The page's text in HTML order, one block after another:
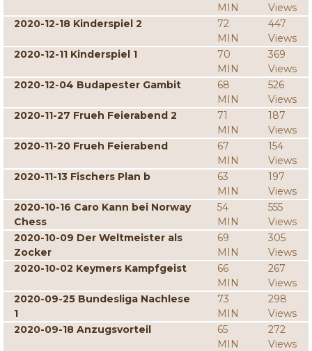
MIN
Views
2020-12-18 Kinderspiel 2
72
MIN
447
Views
2020-12-11 Kinderspiel 1
70
MIN
369
Views
2020-12-04 Budapester Gambit
68
MIN
526
Views
2020-11-27 Frueh Feierabend 2
71
MIN
187
Views
2020-11-20 Frueh Feierabend
67
MIN
154
Views
2020-11-13 Fischers Plan b
63
MIN
197
Views
2020-10-16 Caro Kann bei Norway
Chess
54
MIN
555
Views
2020-10-09 Der Weltmeister als
Zocker
69
MIN
305
Views
2020-10-02 Keymers Kampfgeist
66
MIN
267
Views
2020-09-25 Bundesliga Nachlese
1
73
MIN
298
Views
2020-09-18 Anzugsvorteil
65
MIN
272
Views